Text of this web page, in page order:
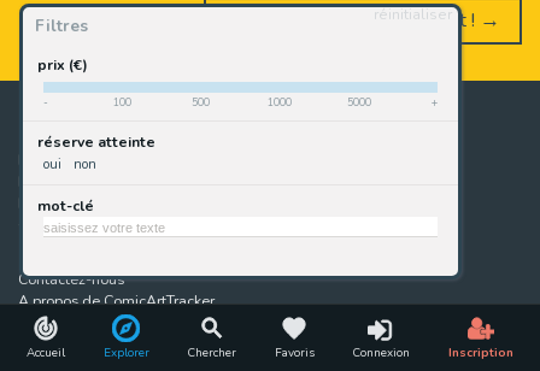
Accueil Explorer Chercher Favoris Connexion Inscription
Filtres
réinitialiser
prix (€)
- 100 500 1000 5000 +
réserve atteinte
oui non
mot-clé
Inscrivez-vous, c'est gratuit ! →
Nouveautés
Résumé hebdomadaire
Guide des originaux de BD
Contactez-nous
A propos de ComicArtTracker
FAQ
Conditions d'utilisation
Confidentialité
Suivez-nous sur Facebook